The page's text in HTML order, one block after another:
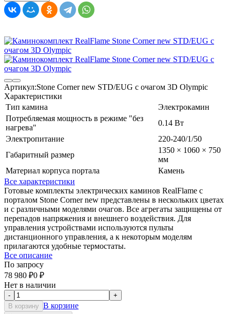
Артикул:Stone Corner new STD/EUG с очагом 3D Olympic
Характеристики
Тип камина
Электрокамин
Потребляемая мощность в режиме "без
нагрева"
0.14 Вт
Электропитание
220-240/1/50
Габаритный размер
1350 × 1060 × 750
мм
Материал корпуса портала
Камень
Все характеристики
Готовые комплекты электрических каминов RealFlame с
порталом Stone Corner new представлены в нескольких цветах
и с различными моделями очагов. Все агрегаты защищены от
перепадов напряжения и внешнего воздействия. Для
управления устройствами используются пульты
дистанционного управления, а к некоторым моделям
прилагаются удобные термостаты.
Все описание
По запросу
78 980 ₽0 ₽
Нет в наличии
-
+
В корзину В корзине